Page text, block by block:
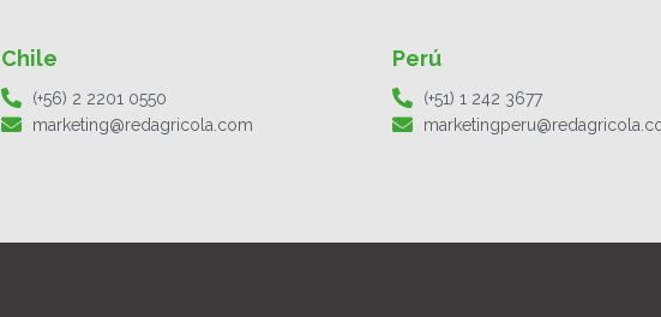
Chile
(+56) 2 2201 0550
marketing@redagricola.com
Perú
(+51) 1 242 3677